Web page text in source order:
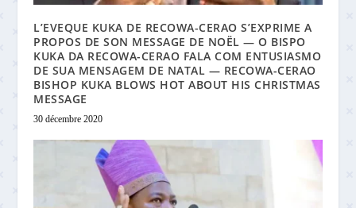
L’EVEQUE KUKA DE RECOWA-CERAO S’EXPRIME A
PROPOS DE SON MESSAGE DE NOËL — O BISPO
KUKA DA RECOWA-CERAO FALA COM ENTUSIASMO
DE SUA MENSAGEM DE NATAL — RECOWA-CERAO
BISHOP KUKA BLOWS HOT ABOUT HIS CHRISTMAS
MESSAGE
30 décembre 2020